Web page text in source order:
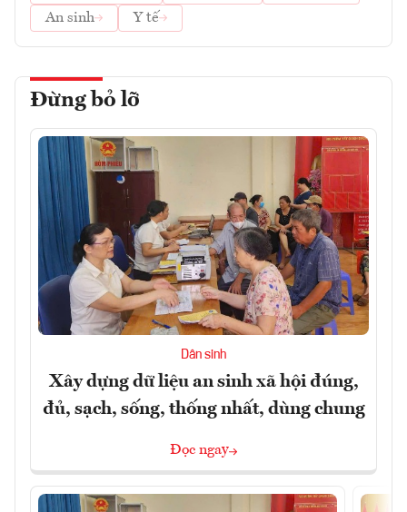
An sinh
Y tế
Đừng bỏ lỡ
Dân sinh
Xây dựng dữ liệu an sinh xã hội đúng,
đủ, sạch, sống, thống nhất, dùng chung
Đọc ngay